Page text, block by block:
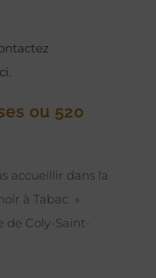
ou 520
accueillir dans la
à Tabac »
Coly-Saint-